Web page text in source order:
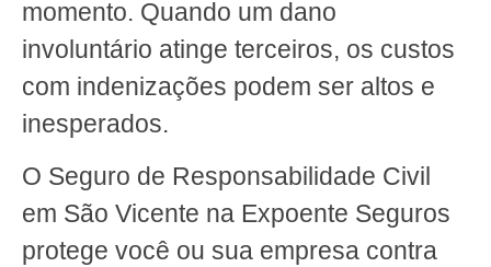
momento. Quando um dano
involuntário atinge terceiros, os custos
com indenizações podem ser altos e
inesperados.
O Seguro de Responsabilidade Civil
em São Vicente na Expoente Seguros
protege você ou sua empresa contra